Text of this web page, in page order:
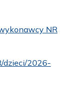
NR
dzieci/2026-